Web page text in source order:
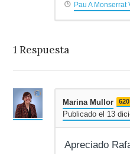
Pau A Monserrat
1 Respuesta
Marina Mullor 620
Publicado el 13
Apreciado